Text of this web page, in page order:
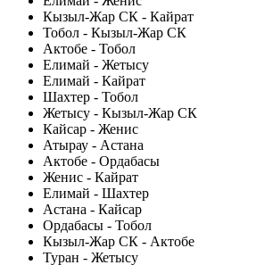
Кызыл-Жар СК - Кайрат
Тобол - Кызыл-Жар СК
Актобе - Тобол
Елимай - Жетысу
Елимай - Кайрат
Шахтер - Тобол
Жетысу - Кызыл-Жар СК
Кайсар - Женис
Атырау - Астана
Актобе - Ордабасы
Женис - Кайрат
Елимай - Шахтер
Астана - Кайсар
Ордабасы - Тобол
Кызыл-Жар СК - Актобе
Туран - Жетысу